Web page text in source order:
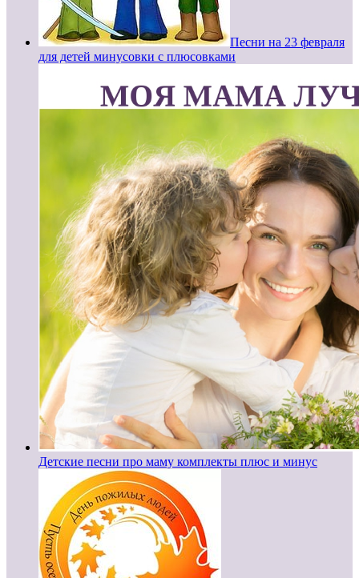
Песни на 23 февраля
для детей минусовки с плюсовками
Детские песни про маму комплекты плюс и минус